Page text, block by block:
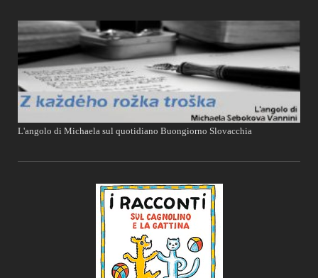
L'angolo di Michaela sul quotidiano Buongiorno Slovacchia